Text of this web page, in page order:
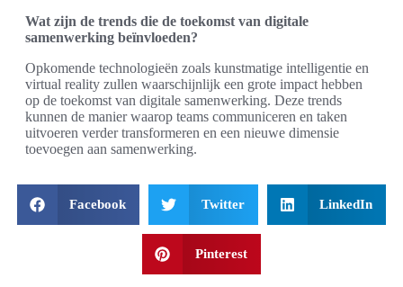
Wat zijn de trends die de toekomst van digitale
samenwerking beïnvloeden?
Opkomende technologieën zoals kunstmatige intelligentie en
virtual reality zullen waarschijnlijk een grote impact hebben
op de toekomst van digitale samenwerking. Deze trends
kunnen de manier waarop teams communiceren en taken
uitvoeren verder transformeren en een nieuwe dimensie
toevoegen aan samenwerking.
Facebook Twitter LinkedIn
Pinterest